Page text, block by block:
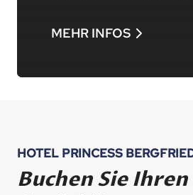
MEHR INFOS
HOTEL PRINCESS
Buchen Sie